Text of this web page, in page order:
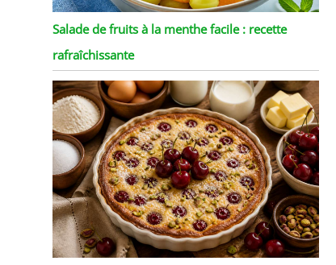
Salade de fruits à la menthe facile : recette
rafraîchissante